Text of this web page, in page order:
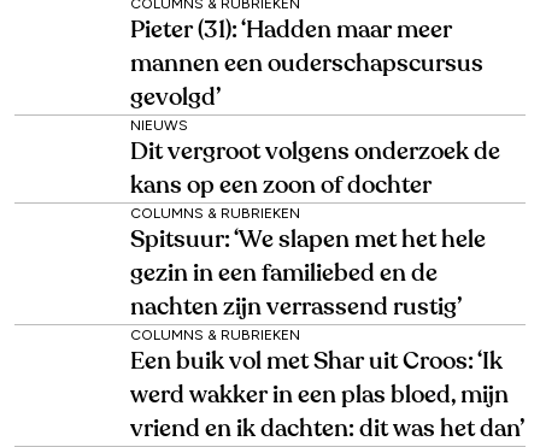
COLUMNS & RUBRIEKEN
Pieter (31): ‘Hadden maar meer
mannen een ouderschapscursus
gevolgd’
NIEUWS
Dit vergroot volgens onderzoek de
kans op een zoon of dochter
COLUMNS & RUBRIEKEN
Spitsuur: ‘We slapen met het hele
gezin in een familiebed en de
nachten zijn verrassend rustig’
COLUMNS & RUBRIEKEN
Een buik vol met Shar uit Croos: ‘Ik
werd wakker in een plas bloed, mijn
vriend en ik dachten: dit was het dan’